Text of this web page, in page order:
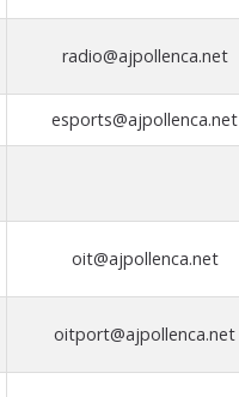
radio@ajpollenca.net
esports@ajpollenca.net
oit@ajpollenca.net
oitport@ajpollenca.net